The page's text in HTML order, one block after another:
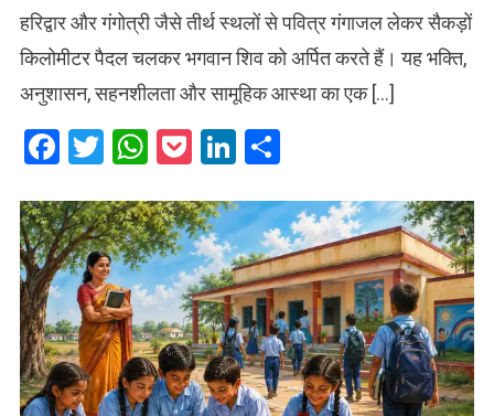
हरिद्वार और गंगोत्री जैसे तीर्थ स्थलों से पवित्र गंगाजल लेकर सैकड़ों
किलोमीटर पैदल चलकर भगवान शिव को अर्पित करते हैं। यह भक्ति,
अनुशासन, सहनशीलता और सामूहिक आस्था का एक […]
Facebook
Twitter
WhatsApp
PocketLinkedIn